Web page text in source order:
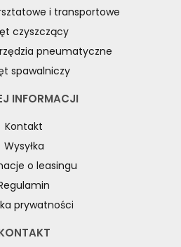
i transportowe
czyszczący
pneumatyczne
spawalniczy
INFORMACJI
Kontakt
Wysyłka
o leasingu
prywatności